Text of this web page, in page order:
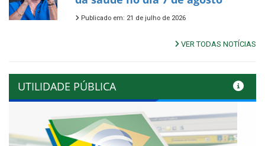
Publicado em: 21 de julho de 2026
VER TODAS NOTÍCIAS
UTILIDADE PÚBLICA